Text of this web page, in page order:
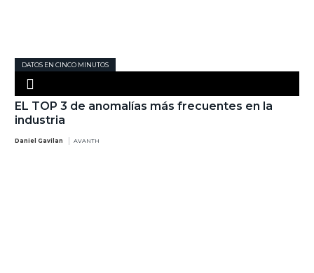
DATOS EN CINCO MINUTOS
EL TOP 3 de anomalías más frecuentes en la
industria
Daniel Gavilan AVANTH